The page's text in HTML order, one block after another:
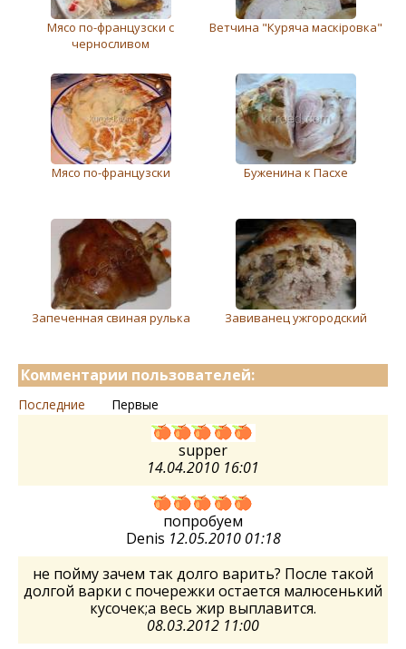
Мясо по-французски с
черносливом
Ветчина "Куряча маскіровка"
Мясо по-французски Буженина к Пасхе
Запеченная свиная рулька Завиванец ужгородский
Комментарии пользователей:
Последние Первые
supper
14.04.2010 16:01
попробуем
Denis 12.05.2010 01:18
не пойму зачем так долго варить? После такой
долгой варки с почережки остается малюсенький
кусочек;а весь жир выплавится.
08.03.2012 11:00